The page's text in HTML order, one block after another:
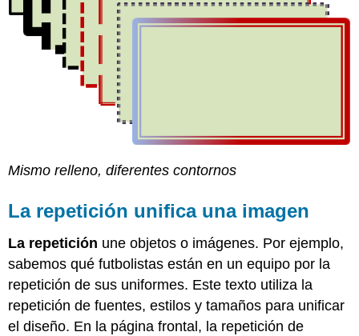
Mismo relleno, diferentes contornos
La repetición unifica una imagen
La repetición une objetos o imágenes. Por ejemplo,
sabemos qué futbolistas están en un equipo por la
repetición de sus uniformes. Este texto utiliza la
repetición de fuentes, estilos y tamaños para unificar
el diseño. En la página frontal, la repetición de